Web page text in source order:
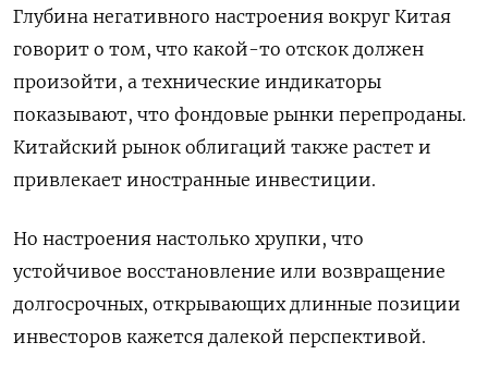
Глубина негативного настроения вокруг Китая
говорит о том, что какой-то отскок должен
произойти, а технические индикаторы
показывают, что фондовые рынки перепроданы.
Китайский рынок облигаций также растет и
привлекает иностранные инвестиции.
Но настроения настолько хрупки, что
устойчивое восстановление или возвращение
долгосрочных, открывающих длинные позиции
инвесторов кажется далекой перспективой.